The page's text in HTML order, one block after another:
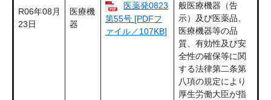
R06年08月
23日
医療機
器
医薬発0823
第55号 [PDFフ
ァイル／107KB]
般医療機器（告
示）及び医薬品、
医療機器等の品
質、有効性及び安
全性の確保等に関
する法律第二条第
八項の規定により
厚生労働大臣が指